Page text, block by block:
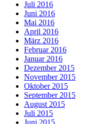
Juli 2016
Juni 2016
Mai 2016
April 2016
März 2016
Februar 2016
Januar 2016
Dezember 2015
November 2015
Oktober 2015
September 2015
August 2015
Juli 2015
Juni 2015